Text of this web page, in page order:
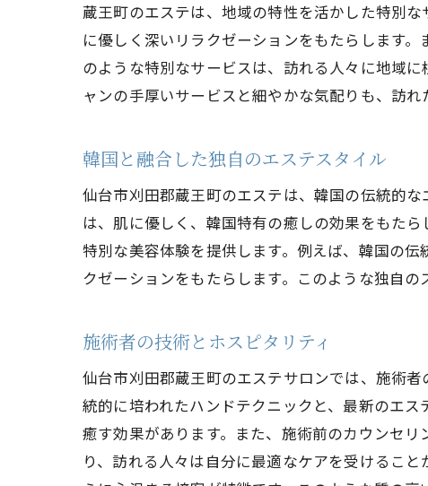
蔵王町のエステは、地域の特性を活かした特別
に優しく深いリラクゼーションをもたらします
のような特別なサービスは、訪れる人々に地域
ャンの手厚いサービスと細やかな気配りも、訪れ
韓国と融合した独自のエステスタイル
仙台市刈田郡蔵王町のエステは、韓国の伝統的
は、肌に優しく、韓国特有の癒しの効果をもた
特別な美容体験を提供します。例えば、韓国の
クゼーションをもたらします。このような独自
施術者の技術とホスピタリティ
仙台市刈田郡蔵王町のエステサロンでは、施術
統的に培われたハンドテクニックと、最新のエ
癒す効果があります。また、施術前のカウンセ
り、訪れる人々は自分に最適なケアを受けるこ